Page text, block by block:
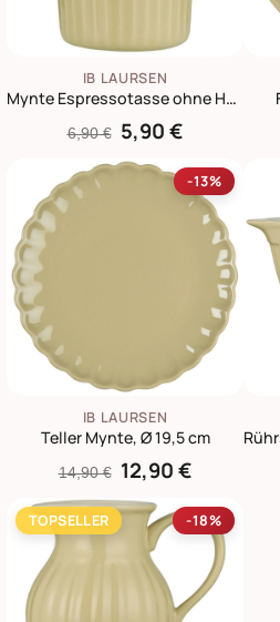
IB LAURSEN
Mynte Espressotasse ohne Henkel
6,90 € 5,90 €
-13%
IB LAURSEN
Teller Mynte, Ø 19,5 cm
14,90 € 12,90 €
TOPSELLER -18%